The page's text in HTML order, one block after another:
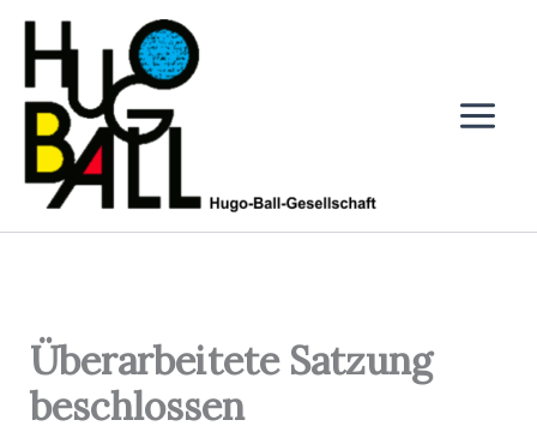
Zum
Inhalt
Überarbeitete Satzung
beschlossen